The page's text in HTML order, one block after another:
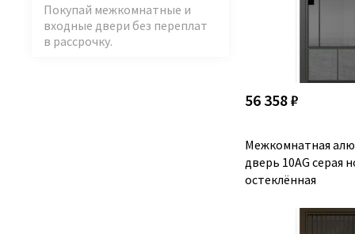
56 358 ₽
Межкомнатная
дверь 10AG серая
остеклённая
Покупай межкомнатные и
входные двери без переплат
в рассрочку.